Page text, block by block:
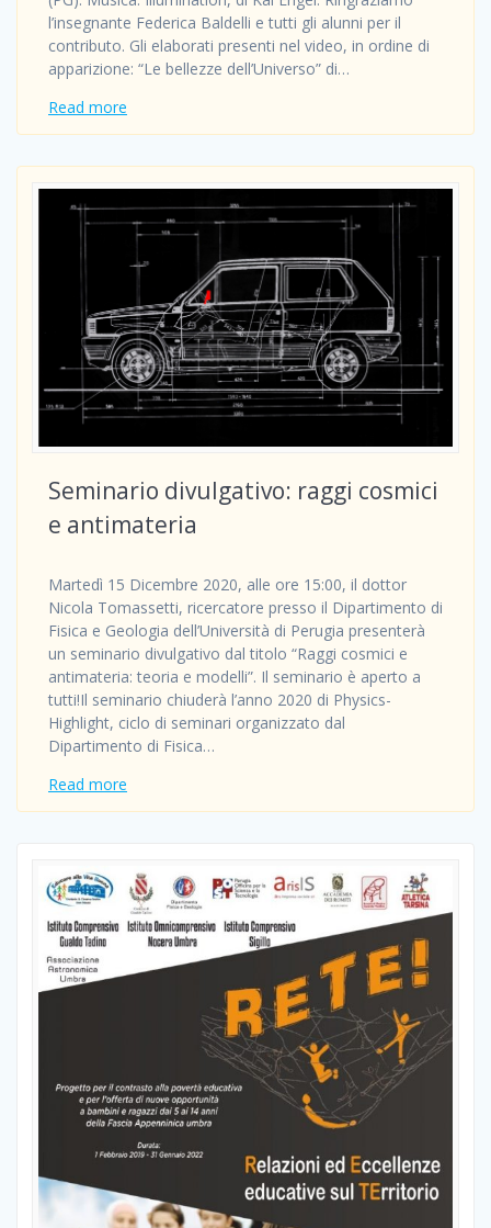
l’insegnante Federica Baldelli e tutti gli alunni per il
contributo. Gli elaborati presenti nel video, in ordine di
apparizione: “Le bellezze dell’Universo” di…
Read more
Seminario divulgativo: raggi cosmici
e antimateria
Martedì 15 Dicembre 2020, alle ore 15:00, il dottor
Nicola Tomassetti, ricercatore presso il Dipartimento di
Fisica e Geologia dell’Università di Perugia presenterà
un seminario divulgativo dal titolo “Raggi cosmici e
antimateria: teoria e modelli”. Il seminario è aperto a
tutti!Il seminario chiuderà l’anno 2020 di Physics-
Highlight, ciclo di seminari organizzato dal
Dipartimento di Fisica…
Read more